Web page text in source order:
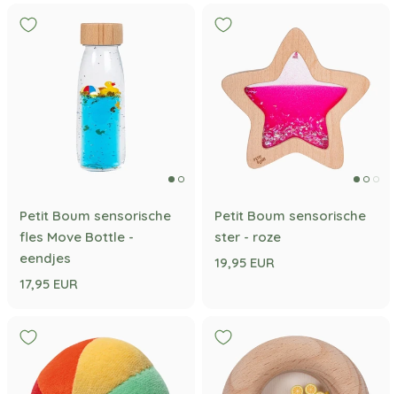
Petit Boum sensorische
fles Move Bottle -
eendjes
17,95 EUR
Petit Boum sensorische
ster - roze
19,95 EUR